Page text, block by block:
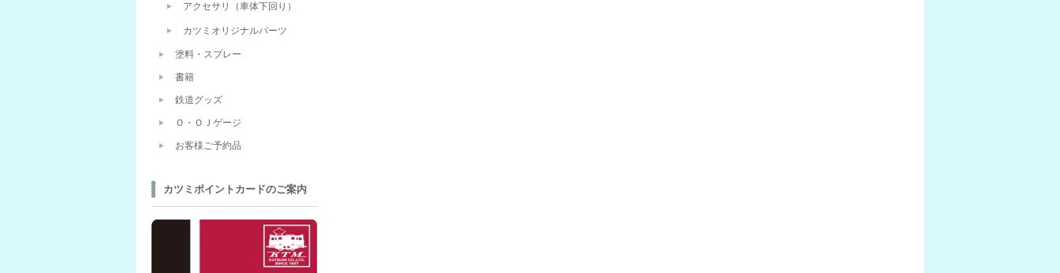
アクセサリ（車体下回り）
カツミオリジナルパーツ
塗料・スプレー
書籍
鉄道グッズ
Ｏ・ＯＪゲージ
お客様ご予約品
カツミポイントカードのご案内